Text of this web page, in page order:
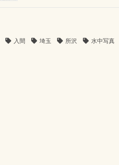
入間 埼玉 所沢 水中写真